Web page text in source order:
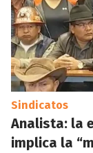
Sindicatos
Analista: la
implica la